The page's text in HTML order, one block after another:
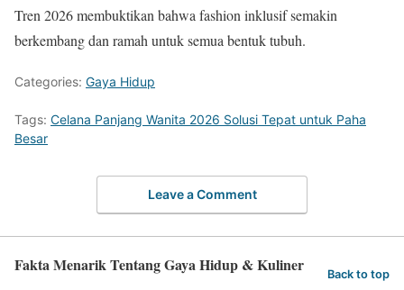
Tren 2026 membuktikan bahwa fashion inklusif semakin
berkembang dan ramah untuk semua bentuk tubuh.
Categories: Gaya Hidup
Tags: Celana Panjang Wanita 2026 Solusi Tepat untuk Paha
Besar
Leave a Comment
Fakta Menarik Tentang Gaya Hidup & Kuliner Back to top